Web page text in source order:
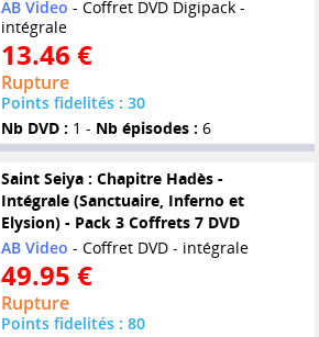
AB Video - Coffret DVD Digipack -
intégrale
13.46 €
Rupture
Points fidelités : 30
Nb DVD : 1 - Nb épisodes : 6
Saint Seiya : Chapitre Hadès -
Intégrale (Sanctuaire, Inferno et
Elysion) - Pack 3 Coffrets 7 DVD
AB Video - Coffret DVD - intégrale
49.95 €
Rupture
Points fidelités : 80